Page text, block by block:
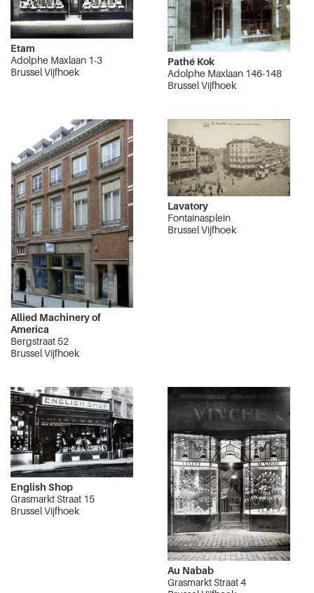
Etam
Adolphe Maxlaan 1-3
Brussel Vijfhoek
Pathé Kok
Adolphe Maxlaan 146-148
Brussel Vijfhoek
Allied Machinery of
America
Bergstraat 52
Brussel Vijfhoek
Lavatory
Fontainasplein
Brussel Vijfhoek
English Shop
Grasmarkt Straat 15
Brussel Vijfhoek
Au Nabab
Grasmarkt Straat 4